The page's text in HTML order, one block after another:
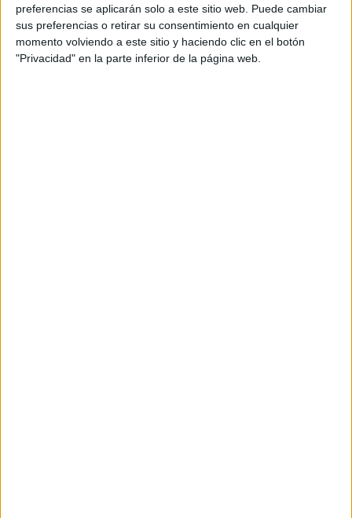
preferencias se aplicarán solo a este sitio web. Puede cambiar
sus preferencias o retirar su consentimiento en cualquier
momento volviendo a este sitio y haciendo clic en el botón
"Privacidad" en la parte inferior de la página web.
WHATSAPP